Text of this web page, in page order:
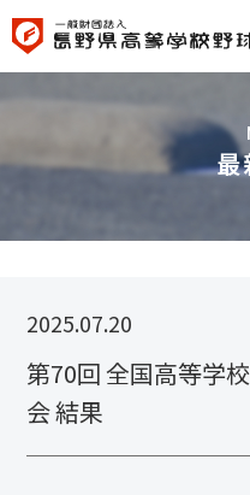
最
2025.07.20
第70回 全国高等学
会 結果